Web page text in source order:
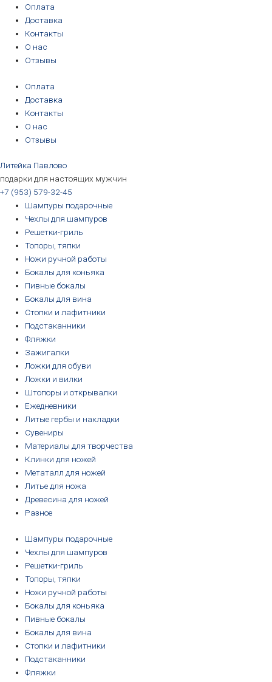
Перейти
содержимому
Оплата
Доставка
Контакты
О нас
Отзывы
Оплата
Доставка
Контакты
О нас
Отзывы
Литейка Павлово
подарки для настоящих мужчин
+7 (953) 579-32-45
Шампуры подарочные
Чехлы для шампуров
Решетки-гриль
Топоры, тяпки
Ножи ручной работы
Бокалы для коньяка
Пивные бокалы
Бокалы для вина
Стопки и лафитники
Подстаканники
Фляжки
Зажигалки
Ложки для обуви
Ложки и вилки
Штопоры и открывалки
Ежедневники
Литые гербы и накладки
Сувениры
Материалы для творчества
Клинки для ножей
Метаталл для ножей
Литье для ножа
Древесина для ножей
Разное
Шампуры подарочные
Чехлы для шампуров
Решетки-гриль
Топоры, тяпки
Ножи ручной работы
Бокалы для коньяка
Пивные бокалы
Бокалы для вина
Стопки и лафитники
Подстаканники
Фляжки